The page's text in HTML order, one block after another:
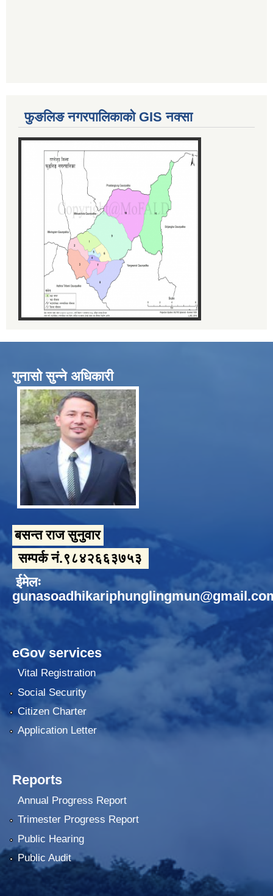
फुङलिङ नगरपालिकाको GIS नक्सा
गुनासो सुन्ने अधिकारी
बसन्त राज सुनुवार
सम्पर्क नं.९८४२६६३७५३
ईमेलः
eGov services
Vital Registration
Social Security
Citizen Charter
Application Letter
Reports
Annual Progress Report
Trimester Progress Report
Public Hearing
Public Audit